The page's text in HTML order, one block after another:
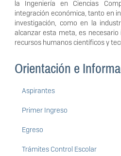
la Ingeniería en Ciencias
integración económica, tanto en
investigación, como en la
alcanzar esta meta, es
recursos humanos científicos y
Orientación e
Aspirantes
Primer Ingreso
Egreso
Trámites Control Escolar